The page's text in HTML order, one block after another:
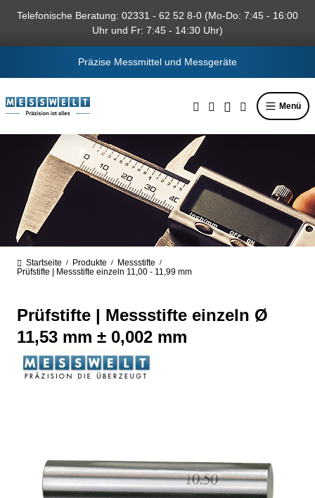
springen
Telefonische Beratung: 02331 - 62 52 8-0 (Mo-Do: 7:45 - 16:00
Uhr und Fr: 7:45 - 14:30 Uhr)
Präzise Messmittel und Messgeräte
Menü
Startseite / Produkte / Messstifte /
Prüfstifte | Messstifte einzeln 11,00 - 11,99 mm
Prüfstifte | Messstifte einzeln Ø
11,53 mm ± 0,002 mm